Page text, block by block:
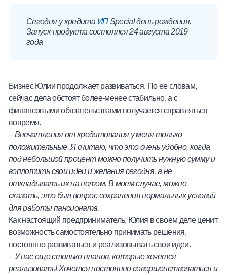
Сегодня у кредита ИПSpecial день рождения.
Запуск продукта состоялся 24 августа 2019
года
Бизнес Юлии продолжает развиваться. По ее словам,
сейчас дела обстоят более-менее стабильно, а с
финансовыми обязательствами получается справляться
вовремя.
–Впечатления от кредитования у меня только
положительные. Я считаю, что это очень удобно, когда
под небольшой процент можно получить нужную сумму и
воплотить свои идеи и желания сегодня, а не
откладывать их на потом. В моем случае, можно
сказать, это был вопрос сохранения нормальных условий
для работы пансионата.
Как настоящий предприниматель, Юлия в своем деле ценит
возможность самостоятельно принимать решения,
постоянно развиваться и реализовывать свои идеи.
–У нас еще столько планов, которые хочется
реализовать! Хочется постоянно совершенствоваться и